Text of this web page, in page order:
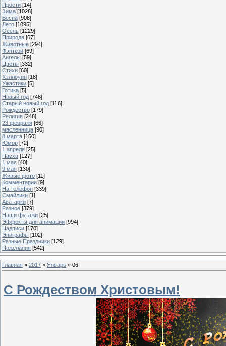
Прости [14]
Зима [1028]
Весна [908]
Лето [1095]
Осень [1229]
Природа [67]
Животные [294]
Фэнтези [69]
Ангелы [59]
Цветы [332]
Стихи [60]
Хэллоуин [18]
Ужастики [5]
Готика [5]
Новый год [748]
Старый новый год [116]
Рождество [179]
Религия [248]
23 февраля [66]
масленница [90]
8 марта [150]
Юмор [72]
1 апреля [25]
Пасха [127]
1 мая [40]
9 мая [130]
Живые фото [11]
Комментарии [9]
На телефон [339]
Смайлики [1]
Аватарки [7]
Разное [379]
Наши футажи [25]
Эффекты для анимации [994]
Надписи [170]
Эпиграфы [102]
Разные Праздники [129]
Пожелания [542]
Главная » 2017 » Январь » 06
С Рождеством Христовым!